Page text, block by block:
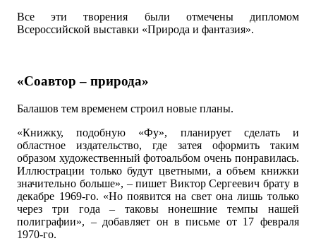
Все эти творения были отмечены дипломом
Всероссийской выставки «Природа и фантазия».
«Соавтор – природа»
Балашов тем временем строил новые планы.
«Книжку, подобную «Фу», планирует сделать и
областное издательство, где затея оформить таким
образом художественный фотоальбом очень понравилась.
Иллюстрации только будут цветными, а объем книжки
значительно больше», – пишет Виктор Сергеевич брату в
декабре 1969-го. «Но появится на свет она лишь только
через три года – таковы нонешние темпы нашей
полиграфии», – добавляет он в письме от 17 февраля
1970-го.